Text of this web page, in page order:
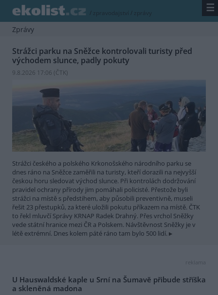
/ zpravodajství / zprávy ☰
Zprávy
Strážci parku na Sněžce kontrolovali turisty před
východem slunce, padly pokuty
9.8.2026 17:06 (ČTK)
Strážci českého a polského Krkonošského národního parku se
dnes ráno na Sněžce zaměřili na turisty, kteří dorazili na nejvyšší
českou horu sledovat východ slunce. Při kontrolách dodržování
pravidel ochrany přírody jim pomáhali policisté. Přestože byli
strážci na místě s předstihem, aby působili preventivně, museli
řešit 23 přestupků, za které uložili pokutu příkazem na místě. ČTK
to řekl mluvčí Správy KRNAP Radek Drahný. Přes vrchol Sněžky
vede státní hranice mezi ČR a Polskem. Návštěvnost Sněžky je v
létě extrémní. Dnes kolem páté ráno tam bylo 500 lidí.
reklama
U Hauswaldské kaple u Srní na Šumavě přibude stříška
a skleněná madona